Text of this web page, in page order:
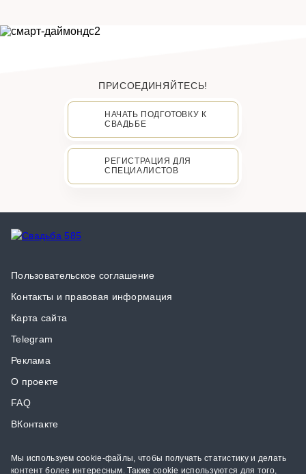
ПРИСОЕДИНЯЙТЕСЬ!
НАЧАТЬ ПОДГОТОВКУ К
СВАДЬБЕ
РЕГИСТРАЦИЯ ДЛЯ
СПЕЦИАЛИСТОВ
Пользовательское соглашение
Контакты и правовая информация
Карта сайта
Telegram
Реклама
О проекте
FAQ
ВКонтакте
Мы используем cookie-файлы, чтобы получать статистику и делать
контент более интересным. Также cookie используются для того,